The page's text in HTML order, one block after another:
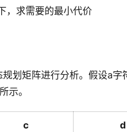
，求需要的最小代价
划矩阵进行分析。假设a字
示。
c d